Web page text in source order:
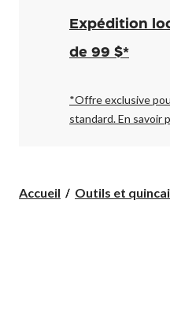
Fermé,
à
pour
changer
Expédition
de 99 $*
*Offre exclusive
standard.En savoir
Accueil Outils et